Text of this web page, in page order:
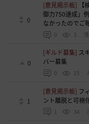
0
[意見掲示板]
御力750達成」
なかったのでご
0 3
0
[ギルド募集] ス
バー募集
0 15
1
[意見掲示板] フ
ント離脱と可視
1 34